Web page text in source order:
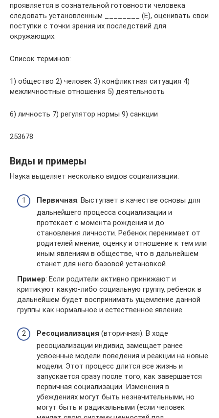
проявляется в сознательной готовности человека
следовать установленным ________ (Е), оценивать свои
поступки с точки зрения их последствий для
окружающих.
Список терминов:
1) общество 2) человек 3) конфликтная ситуация 4)
межличностные отношения 5) деятельность
6) личность 7) регулятор нормы 9) санкции
253678
Виды и примеры
Наука выделяет несколько видов социализации:
Первичная . Выступает в качестве основы для
дальнейшего процесса социализации и
протекает с момента рождения и до
становления личности. Ребенок перенимает от
родителей мнение, оценку и отношение к тем или
иным явлениям в обществе, что в дальнейшем
станет для него базовой установкой.
Пример: Если родители активно принижают и
критикуют какую-либо социальную группу, ребенок в
дальнейшем будет воспринимать ущемление данной
группы как нормальное и естественное явление.
Ресоциализация (вторичная). В ходе
ресоциализации индивид замещает ранее
усвоенные модели поведения и реакции на новые
модели. Этот процесс длится все жизнь и
запускается сразу после того, как завершается
первичная социализации. Изменения в
убеждениях могут быть незначительными, но
могут быть и радикальными (если человек